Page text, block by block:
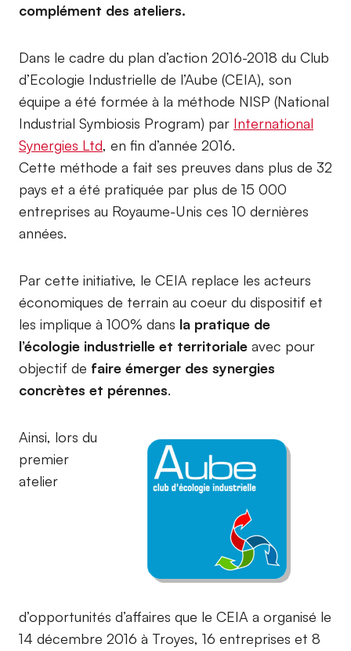
complément des ateliers.
Dans le cadre du plan d’action 2016-2018 du Club
d’Ecologie Industrielle de l’Aube (CEIA), son
équipe a été formée à la méthode NISP (National
Industrial Symbiosis Program) par International
Synergies Ltd, en fin d’année 2016.
Cette méthode a fait ses preuves dans plus de 32
pays et a été pratiquée par plus de 15 000
entreprises au Royaume-Unis ces 10 dernières
années.
Par cette initiative, le CEIA replace les acteurs
économiques de terrain au coeur du dispositif et
les implique à 100% dans la pratique de
l’écologie industrielle et territoriale avec pour
objectif de faire émerger des synergies
concrètes et pérennes.
Ainsi, lors du
premier
atelier
d’opportunités d’affaires que le CEIA a organisé le
14 décembre 2016 à Troyes, 16 entreprises et 8